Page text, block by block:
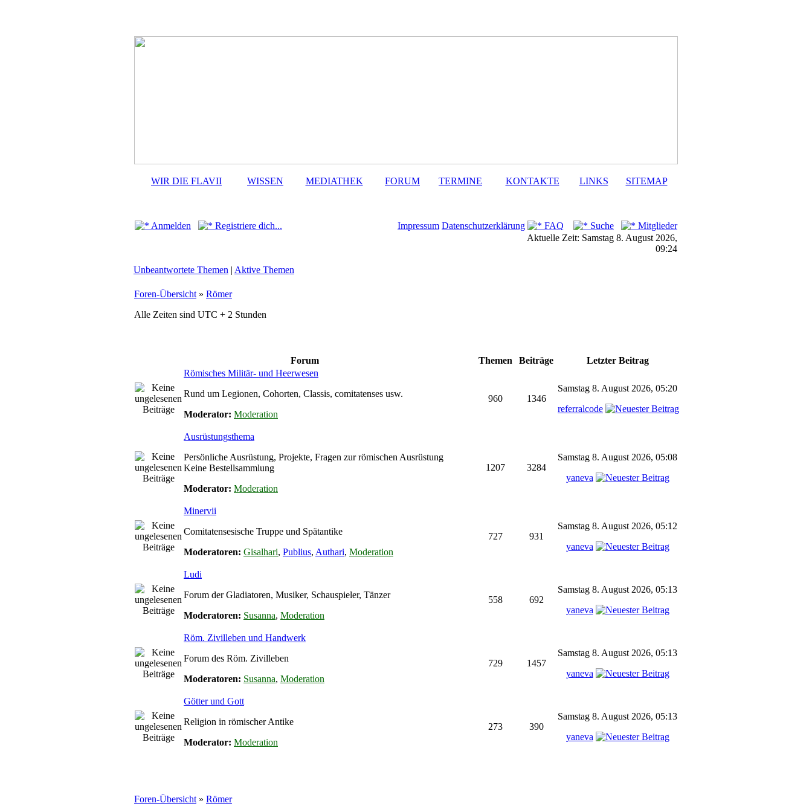
WIR DIE FLAVII WISSEN MEDIATHEK FORUM TERMINE KONTAKTE LINKS SITEMAP
Anmelden Registriere dich... Impressum Datenschutzerklärung FAQ Suche
Mitglieder
Aktuelle Zeit: Samstag 8. August 2026,
09:24
Unbeantwortete Themen | Aktive Themen
Foren-Übersicht » Römer
Alle Zeiten sind UTC + 2 Stunden
Forum Themen Beiträge
Letzter Beitrag
Römisches Militär- und Heerwesen
Rund um Legionen, Cohorten, Classis, comitatenses usw.
Moderator: Moderation
960 1346
Samstag 8. August 2026, 05:20
referralcode
Ausrüstungsthema
Persönliche Ausrüstung, Projekte, Fragen zur römischen Ausrüstung
Keine Bestellsammlung
Moderator: Moderation
1207 3284
Samstag 8. August 2026, 05:08
yaneva
Minervii
Comitatensesische Truppe und Spätantike
Moderatoren: Gisalhari, Publius, Authari, Moderation
727 931
Samstag 8. August 2026, 05:12
yaneva
Ludi
Forum der Gladiatoren, Musiker, Schauspieler, Tänzer
Moderatoren: Susanna, Moderation
558 692
Samstag 8. August 2026, 05:13
yaneva
Röm. Zivilleben und Handwerk
Forum des Röm. Zivilleben
Moderatoren: Susanna, Moderation
729 1457
Samstag 8. August 2026, 05:13
yaneva
Götter und Gott
Religion in römischer Antike
Moderator: Moderation
273 390
Samstag 8. August 2026, 05:13
yaneva
Foren-Übersicht » Römer